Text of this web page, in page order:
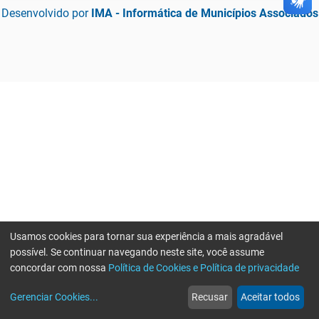
Desenvolvido por IMA - Informática de Municípios Associados
web
Notícias
more_horiz
Mais
Usamos cookies para tornar sua experiência a mais agradável
possível. Se continuar navegando neste site, você assume
concordar com nossa Política de Cookies e Política de privacidade
Gerenciar Cookies... Recusar Aceitar todos
Erro ao enviar informações, por favor tente novamente